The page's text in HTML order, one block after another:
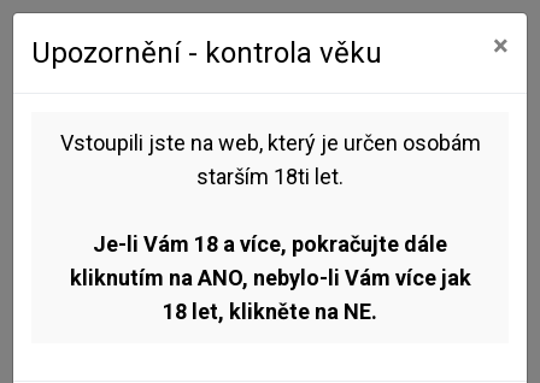
Upozornění - kontrola věku ×
Vstoupili jste na web, který je určen osobám
starším 18ti let.
Je-li Vám 18 a více, pokračujte dále
kliknutím na ANO, nebylo-li Vám více jak
18 let, klikněte na NE.